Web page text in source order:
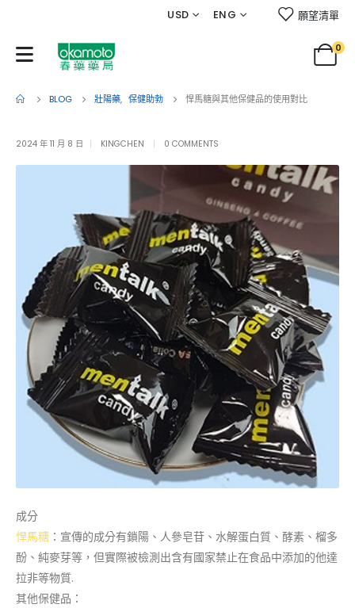
USD ENG 願望清單
0
BLOG 壯陽藥, 保健助勃 悍馬糖與其他保健品的使用對比
2024 年 11 月 8 日 KINGCHEN 0 COMMENTS
成分
悍馬糖 ：宣傳的成分有鎖陽、人參皂苷、水解蛋白質、酵素、榴多
酚、純麥芽等，但實際被檢測出含有國家禁止在食品中添加的他達
拉非等物質.
其他保健品：